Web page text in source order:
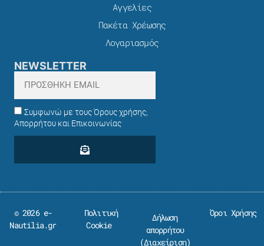
Αγγελίες
Πακέτα Χρέωσης​
Λογαριασμός
NEWSLETTER
Συμφωνώ με τους Όρους χρήσης,
Απορρήτου και Επικοινωνίας
© 2026 e-
Nautilia.gr
Πολιτική
Cookie
Δήλωση
απορρήτου
(Διαχείριση)
Όροι Χρήσης